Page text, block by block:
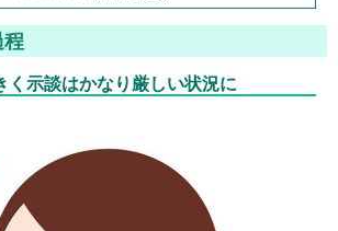
程
く示談はかなり厳しい状況に